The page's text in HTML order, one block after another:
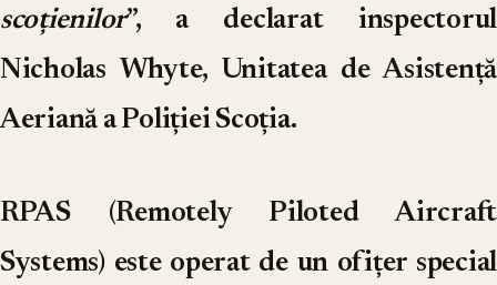
scoțienilor”, a declarat inspectorul
Nicholas Whyte, Unitatea de Asistență
Aeriană a Poliției Scoția.
RPAS(Remotely Piloted Aircraft
Systems) este operat de un ofițer special